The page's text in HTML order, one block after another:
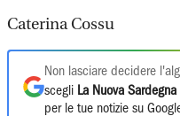
Caterina Cossu
Non lasciare decidere
scegli La Nuova Sardegna
per le tue notizie su